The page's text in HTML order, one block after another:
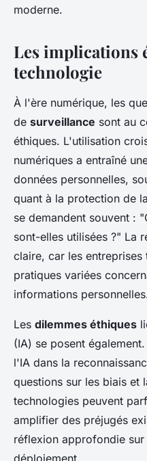
moderne.
Les implications
technologie
À l'ère numérique, les
de surveillance sont au
éthiques. L'utilisation
numériques a entraîné
données personnelles,
quant à la protection de
se demandent souvent :
sont-elles utilisées ?" La
claire, car les
pratiques variées
informations
Les dilemmes éthiques
(IA) se posent
l'IA dans la
questions sur les biais et
technologies peuvent
amplifier des préjugés
réflexion approfondie
déploiement.